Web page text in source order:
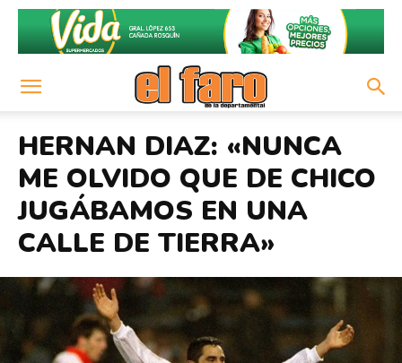
HERNAN DIAZ: «NUNCA
ME OLVIDO QUE DE CHICO
JUGÁBAMOS EN UNA
CALLE DE TIERRA»